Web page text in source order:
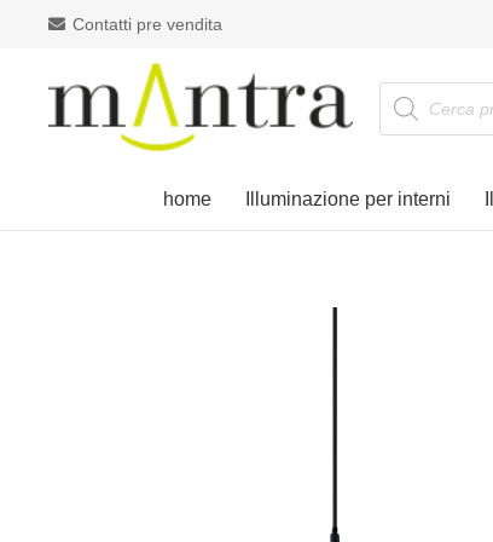
Contatti pre vendita
Products
search
home Illuminazione per interni